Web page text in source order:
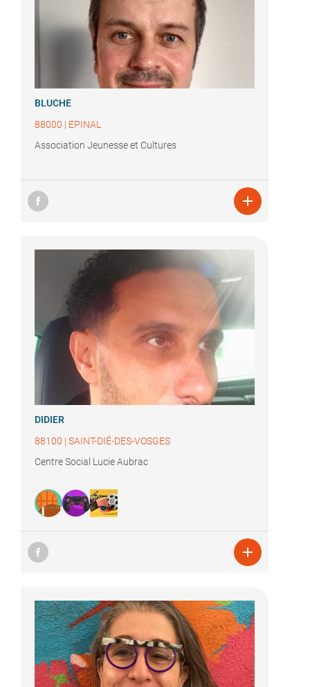
BLUCHE
88000 | EPINAL
Association Jeunesse et Cultures

DIDIER
88100 | SAINT-DIÉ-DES-VOSGES
Centre Social Lucie Aubrac
